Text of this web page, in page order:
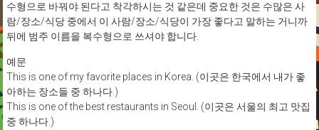
수형으로 바꿔야 된다고 착각하시는 것 같은데 중요한 것은 수많은 사
람/장소/식당 중에서 이 사람/장소/식당이 가장 좋다고 말하는 거니까
뒤에 범주 이름을 복수형으로 쓰셔야 합니다.
예문
This is one of my favorite places in Korea. (이곳은 한국에서 내가 좋
아하는 장소들 중 하나다.)
This is one of the best restaurants in Seoul. (이곳은 서울의 최고 맛집
중 하나다.)